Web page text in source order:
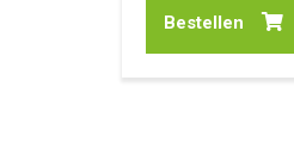
Bestellen